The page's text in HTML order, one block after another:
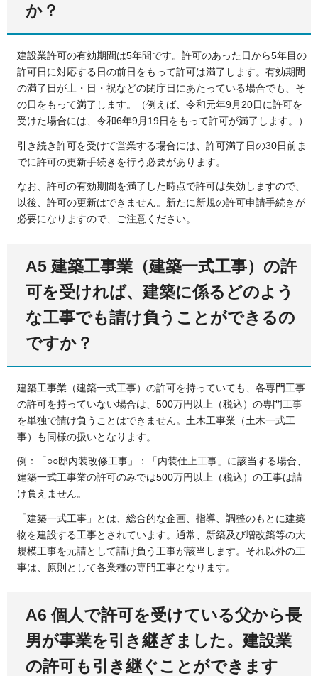
か？
建設業許可の有効期間は5年間です。許可のあった日から5年目の
許可日に対応する日の前日をもって許可は満了します。有効期間
の満了日が土・日・祝などの閉庁日にあたっている場合でも、そ
の日をもって満了します。（例えば、令和元年9月20日に許可を
受けた場合には、令和6年9月19日をもって許可が満了します。）
引き続き許可を受けて営業する場合には、許可満了日の30日前ま
でに許可の更新手続きを行う必要があります。
なお、許可の有効期間を満了した時点で許可は失効しますので、
以後、許可の更新はできません。新たに新規の許可申請手続きが
必要になりますので、ご注意ください。
A5 建築工事業（建築一式工事）の許
可を受ければ、建築に係るどのよう
な工事でも請け負うことができるの
ですか？
建築工事業（建築一式工事）の許可を持っていても、各専門工事
の許可を持っていない場合は、500万円以上（税込）の専門工事
を単独で請け負うことはできません。土木工事業（土木一式工
事）も同様の扱いとなります。
例：「○○邸内装改修工事」：「内装仕上工事」に該当する場合、
建築一式工事業の許可のみでは500万円以上（税込）の工事は請
け負えません。
「建築一式工事」とは、総合的な企画、指導、調整のもとに建築
物を建設する工事とされています。通常、新築及び増改築等の大
規模工事を元請として請け負う工事が該当します。それ以外の工
事は、原則として各業種の専門工事となります。
A6 個人で許可を受けている父から長
男が事業を引き継ぎました。建設業
の許可も引き継ぐことができます